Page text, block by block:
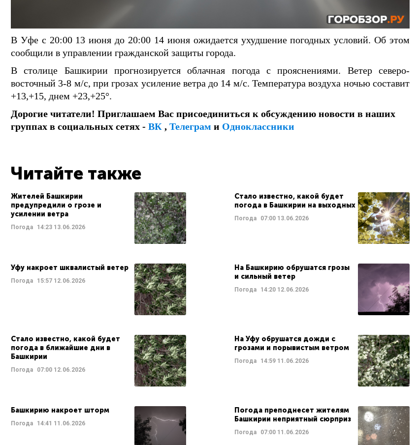
В Уфе с 20:00 13 июня до 20:00 14 июня ожидается ухудшение погодных условий. Об этом
сообщили в управлении гражданской защиты города.
В столице Башкирии прогнозируется облачная погода с прояснениями. Ветер северо-
восточный 3-8 м/с, при грозах усиление ветра до 14 м/с. Температура воздуха ночью составит
+13,+15, днем +23,+25°.
Дорогие читатели! Приглашаем Вас присоединиться к обсуждению новости в наших
группах в социальных сетях - ВК , Телеграм и Одноклассники
Читайте также
Жителей Башкирии
предупредили о грозе и
усилении ветра
Погода 14:23 13.06.2026
Стало известно, какой будет
погода в Башкирии на выходных
Погода 07:0013.06.2026
Уфу накроет шквалистый ветер
Погода 15:57 12.06.2026
На Башкирию обрушатся грозы
и сильный ветер
Погода 14:2012.06.2026
Стало известно, какой будет
погода в ближайшие дни в
Башкирии
Погода 07:00 12.06.2026
На Уфу обрушатся дожди с
грозами и порывистым ветром
Погода 14:5911.06.2026
Башкирию накроет шторм
Погода 14:41 11.06.2026
Погода преподнесет жителям
Башкирии неприятный сюрприз
Погода 07:0011.06.2026